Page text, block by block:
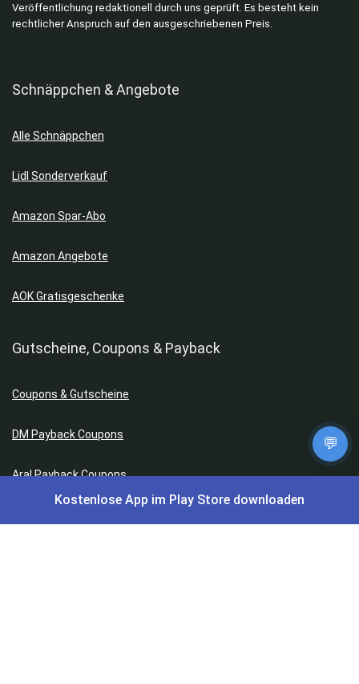
Veröffentlichung redaktionell durch uns geprüft. Es besteht kein
rechtlicher Anspruch auf den ausgeschriebenen Preis.
Schnäppchen & Angebote
Alle Schnäppchen
Lidl Sonderverkauf
Amazon Spar-Abo
Amazon Angebote
AOK Gratisgeschenke
Gutscheine, Coupons & Payback
Coupons & Gutscheine
DM Payback Coupons
Aral Payback Coupons
💬
Kostenlose App im Play Store downloaden